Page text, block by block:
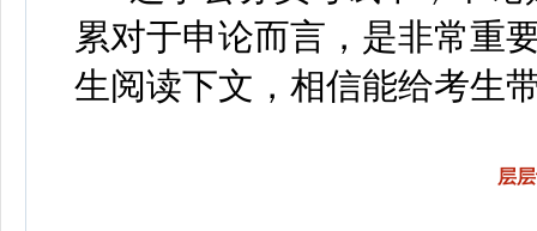
累对于申论而言，是非常重
生阅读下文，相信能给考生
层